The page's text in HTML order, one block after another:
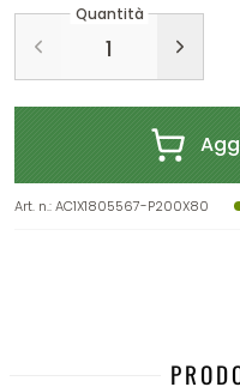
Quantità
Art. n.:AC1X1805567-P200X80